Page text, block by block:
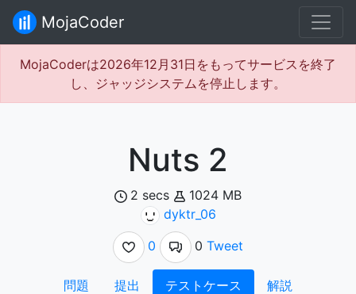
MojaCoder
MojaCoderは2026年12月31日をもってサービスを終了
し、ジャッジシステムを停止します。
Nuts 2
2 secs
1024 MB
dyktr_06
0
0 Tweet
問題 提出 テストケース 解説